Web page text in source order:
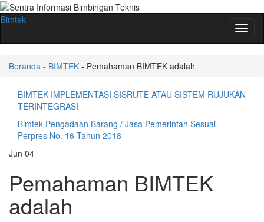
Bimtek
Beranda - BIMTEK - Pemahaman BIMTEK adalah
BIMTEK IMPLEMENTASI SISRUTE ATAU SISTEM RUJUKAN
TERINTEGRASI
Bimtek Pengadaan Barang / Jasa Pemerintah Sesuai
Perpres No. 16 Tahun 2018
Jun 04
Pemahaman BIMTEK
adalah